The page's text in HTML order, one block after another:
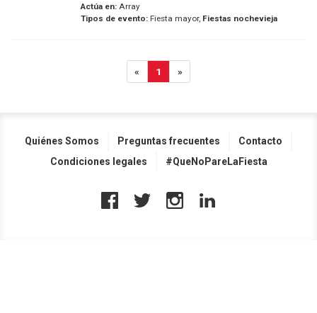
Actúa en:Array
Tipos de evento:Fiesta mayor, Fiestas nochevieja
« 1 »
Quiénes Somos Preguntas frecuentes
Contacto
Condiciones legales
#QueNoPareLaFiesta